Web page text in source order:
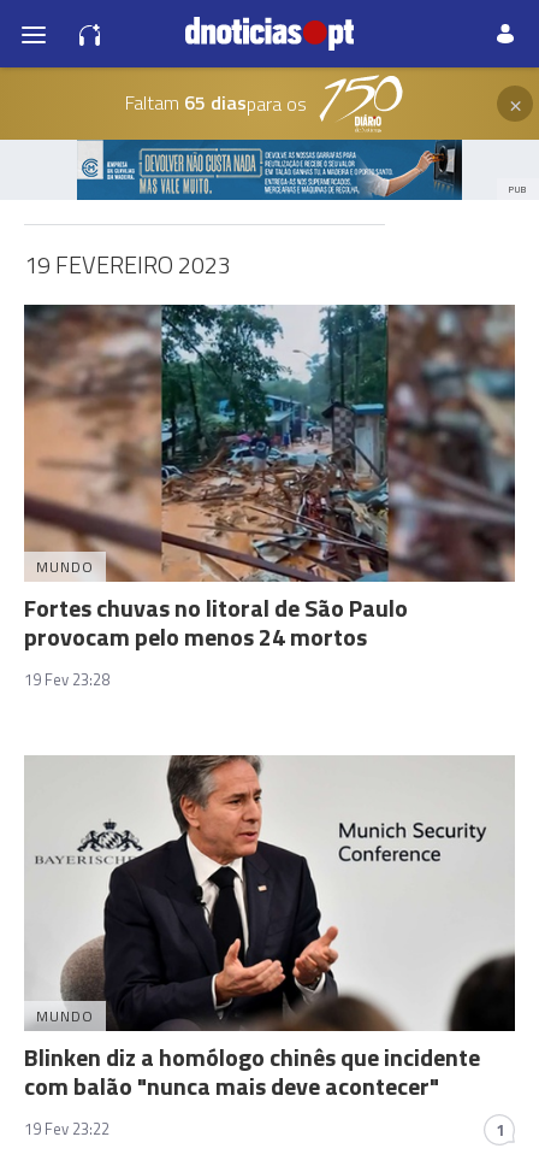
Faltam 65 diaspara os ×
PUB
19 FEVEREIRO 2023
MUNDO
Fortes chuvas no litoral de São Paulo
provocam pelo menos 24 mortos
19 Fev 23:28
MUNDO
Blinken diz a homólogo chinês que incidente
com balão "nunca mais deve acontecer"
19 Fev 23:22 1